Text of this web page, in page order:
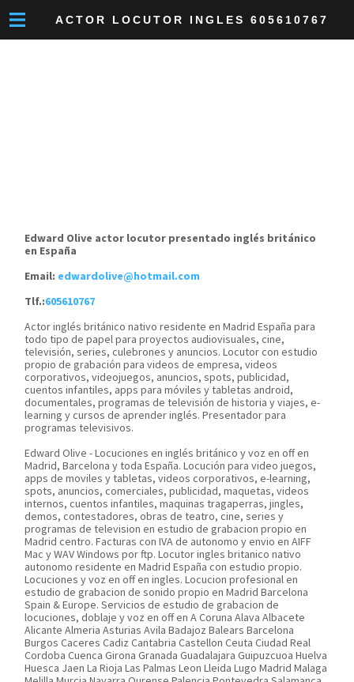
ACTOR LOCUTOR INGLES 605610767
Edward Olive actor locutor presentado inglés británico
en España
Email: edwardolive@hotmail.com
Tlf.:605610767
Actor inglés británico nativo residente en Madrid España para
todo tipo de papel para proyectos audiovisuales, cine,
televisión, series, culebrones y anuncios. Locutor con estudio
propio de grabación para videos de empresa, videos
corporativos, videojuegos, anuncios, spots, publicidad,
cuentos infantiles, apps para móviles y tabletas android,
documentales, programas de televisión de historia y viajes, e-
learning y cursos de aprender inglés. Presentador para
programas televisivos.
Edward Olive - Locuciones en inglés británico y voz en off en
Madrid, Barcelona y toda España. Locución para video juegos,
apps de moviles y tabletas, videos corporativos, e-learning,
spots, anuncios, comerciales, publicidad, maquetas, videos
internos, cuentos infantiles, maquinas tragaperras, jingles,
demos, contestadores, obras de teatro, cine, series y
programas de television en estudio de grabacion propio en
Madrid centro. Facturas con IVA de autonomo y envio en AIFF
Mac y WAV Windows por ftp. Locutor ingles britanico nativo
autonomo residente en Madrid España con estudio propio.
Locuciones y voz en off en ingles. Locucion profesional en
estudio de grabacion de sonido propio en Madrid Barcelona
Spain & Europe. Servicios de estudio de grabacion de
locuciones, doblaje y voz en off en A Coruna Alava Albacete
Alicante Almeria Asturias Avila Badajoz Balears Barcelona
Burgos Caceres Cadiz Cantabria Castellon Ceuta Ciudad Real
Cordoba Cuenca Girona Granada Guadalajara Guipuzcuoa Huelva
Huesca Jaen La Rioja Las Palmas Leon Lleida Lugo Madrid Malaga